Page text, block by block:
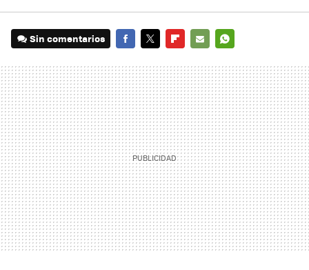
Sin comentarios
MAIL